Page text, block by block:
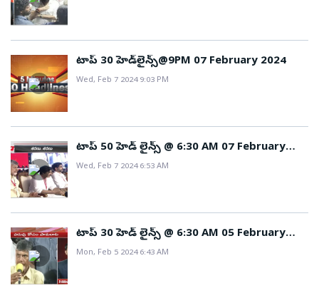
టాప్ 30 హెడ్‌లైన్స్@9PM 07 February 2024
Wed, Feb 7 2024 9:03 PM
టాప్ 50 హెడ్ లైన్స్ @ 6:30 AM 07 February
2024
Wed, Feb 7 2024 6:53 AM
టాప్ 30 హెడ్ లైన్స్ @ 6:30 AM 05 February
2024
Mon, Feb 5 2024 6:43 AM